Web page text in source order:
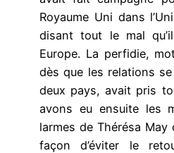
Royaume Uni dans
disant tout le mal
Europe. La perfidie,
dès que les relations
deux pays, avait pris
avons eu ensuite les
larmes de Thérésa May
façon d’éviter le